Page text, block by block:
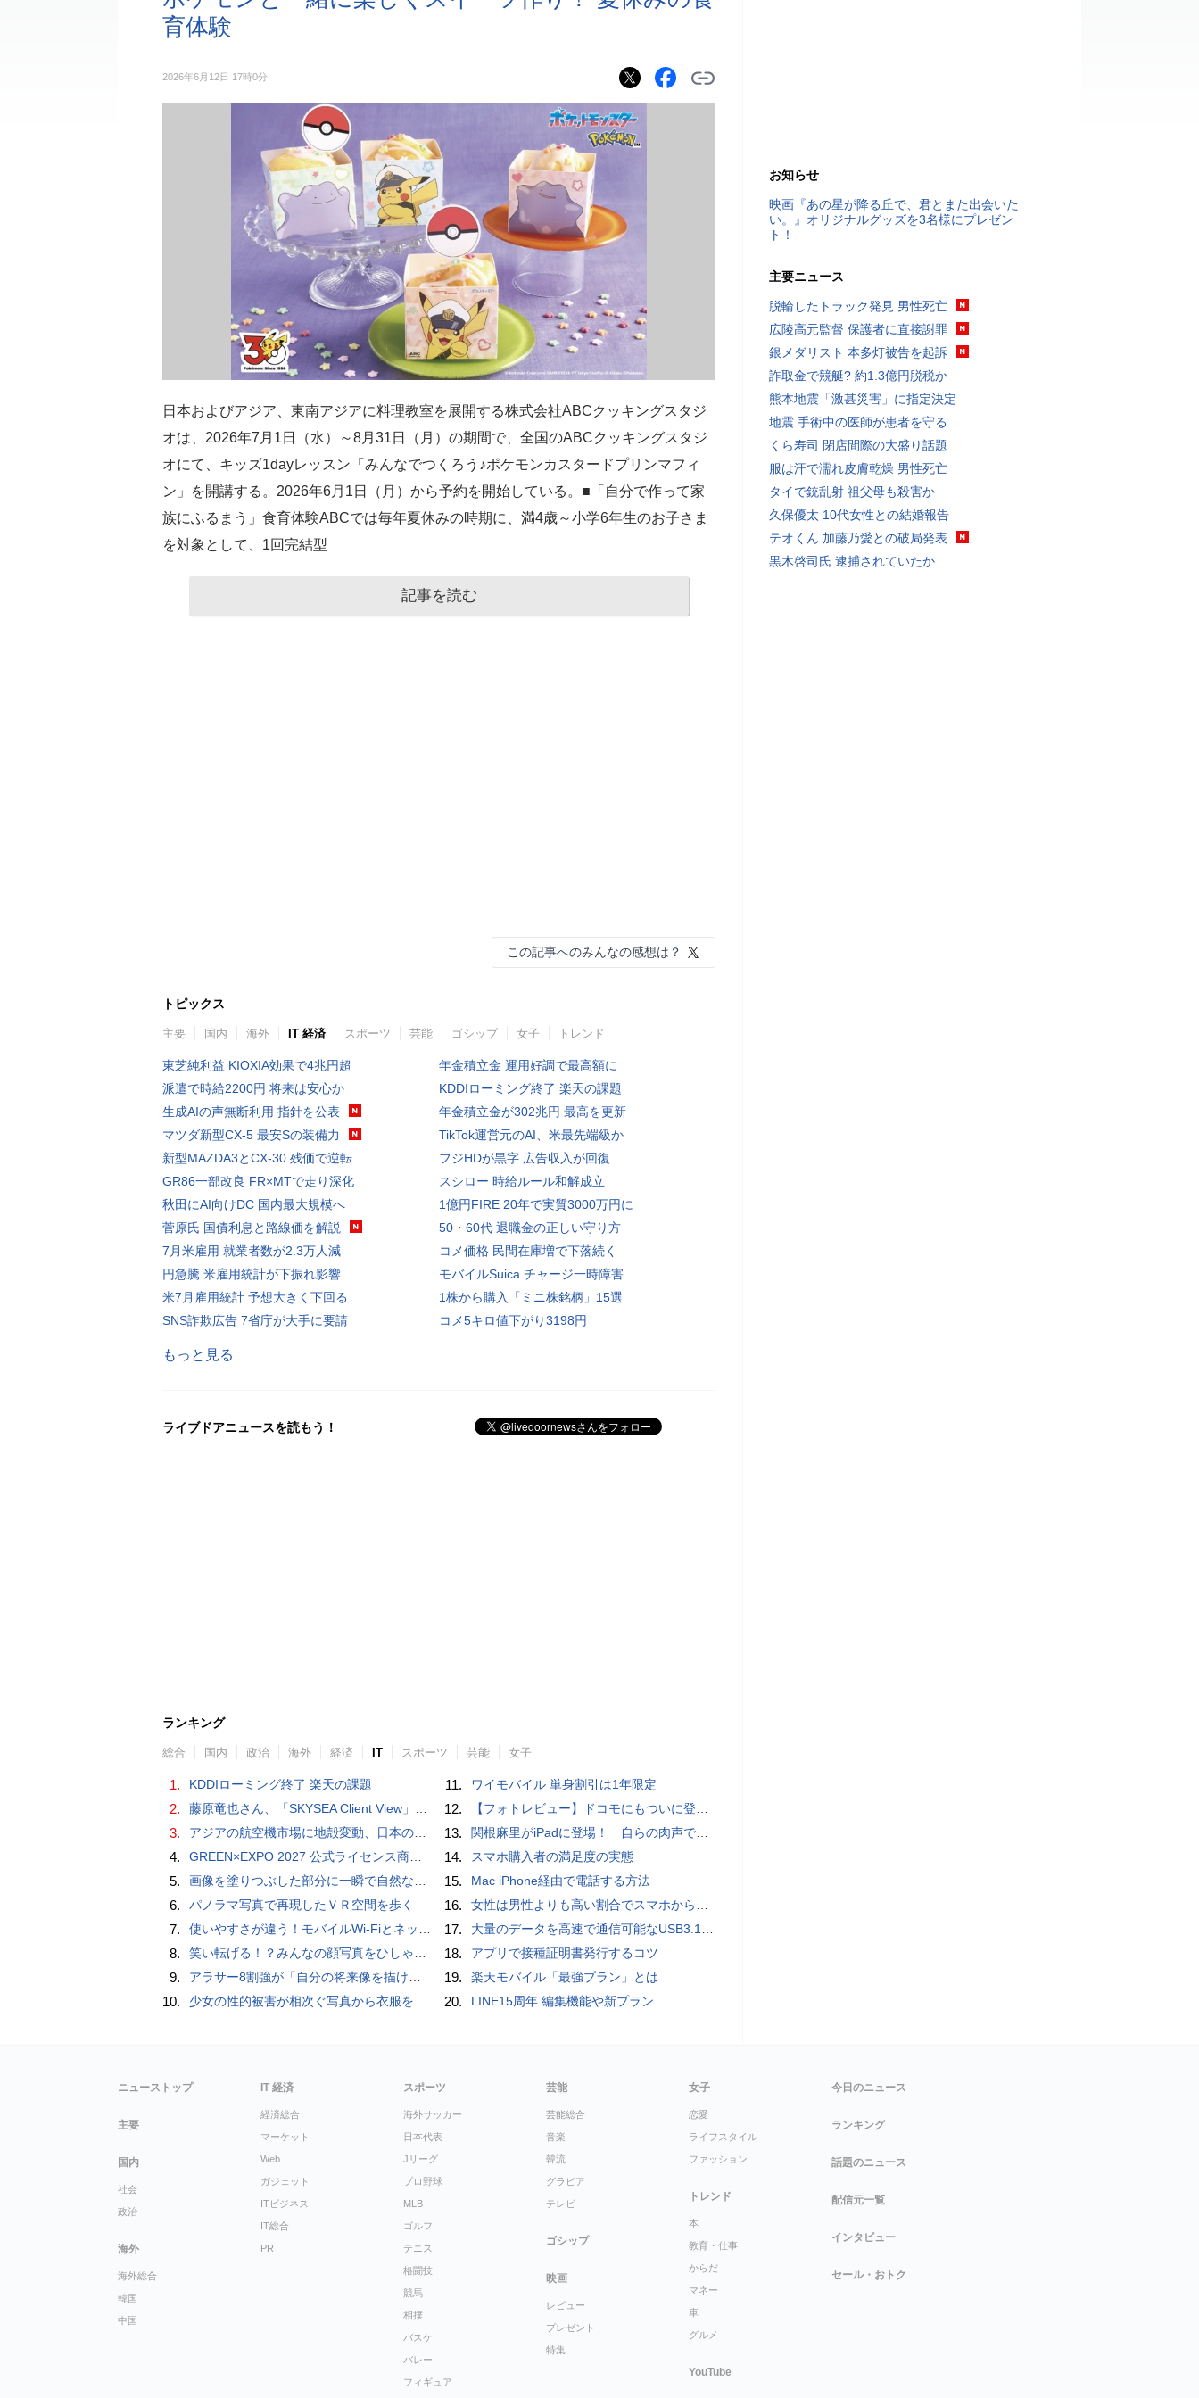
育体験
2026年6月12日 17時0分
日本およびアジア、東南アジアに料理教室を展開する株式会社ABCクッキングスタジ
オは、2026年7月1日（水）～8月31日（月）の期間で、全国のABCクッキングスタジ
オにて、キッズ1dayレッスン「みんなでつくろう♪ポケモンカスタードプリンマフィ
ン」を開講する。2026年6月1日（月）から予約を開始している。■「自分で作って家
族にふるまう」食育体験ABCでは毎年夏休みの時期に、満4歳～小学6年生のお子さま
を対象として、1回完結型
記事を読む
この記事へのみんなの感想は？
トピックス
主要 国内 海外 IT 経済 スポーツ 芸能 ゴシップ 女子 トレンド
東芝純利益 KIOXIA効果で4兆円超
派遣で時給2200円 将来は安心か
生成AIの声無断利用 指針を公表
マツダ新型CX-5 最安Sの装備力
新型MAZDA3とCX-30 残価で逆転
GR86一部改良 FR×MTで走り深化
秋田にAI向けDC 国内最大規模へ
菅原氏 国債利息と路線価を解説
7月米雇用 就業者数が2.3万人減
円急騰 米雇用統計が下振れ影響
米7月雇用統計 予想大きく下回る
SNS詐欺広告 7省庁が大手に要請
年金積立金 運用好調で最高額に
KDDIローミング終了 楽天の課題
年金積立金が302兆円 最高を更新
TikTok運営元のAI、米最先端級か
フジHDが黒字 広告収入が回復
スシロー 時給ルール和解成立
1億円FIRE 20年で実質3000万円に
50・60代 退職金の正しい守り方
コメ価格 民間在庫増で下落続く
モバイルSuica チャージ一時障害
1株から購入「ミニ株銘柄」15選
コメ5キロ値下がり3198円
もっと見る
ライブドアニュースを読もう！
ランキング
総合 国内 政治 海外 経済 IT スポーツ 芸能 女子
1. KDDIローミング終了 楽天の課題
2. 藤原竜也さん、「SKYSEA Client View」新CMで「AI労務改善」をアピール 働き方をAIが分析したら「すぐに休んで」と言われる？
3. アジアの航空機市場に地殻変動、日本のサプライヤーに影響も
4. GREEN×EXPO 2027 公式ライセンス商品！初の「トゥンクトゥンク」公式LINEスタンプ、販売開始
5. 画像を塗りつぶした部分に一瞬で自然な画像を補完する技術を早稲田大学の研究者が開発
6. パノラマ写真で再現したＶＲ空間を歩く
7. 使いやすさが違う！モバイルWi-FiとネットHDD【PC-DIY 秋の陣】
8. 笑い転げる！？みんなの顔写真をひしゃげて遊べるカメラアプリ「笑う野口」【Androidアプリ】
9. アラサー8割強が「自分の将来像を描けない」。正社員の5人に1人が副業で収入。将来のために一番稼げる副業とは？
10. 少女の性的被害が相次ぐ写真から衣服を剥ぎ取るAIポルノアプリ「ClothOff」の背後にいる人物とは？
11. ワイモバイル 単身割引は1年限定
12. 【フォトレビュー】ドコモにもついに登場！「サイクロイドスタイル」
13. 関根麻里がiPadに登場！ 自らの肉声で英会話を教えてくれるぞ！
14. スマホ購入者の満足度の実態
15. Mac iPhone経由で電話する方法
16. 女性は男性よりも高い割合でスマホからポルノを見ていることが人気アダルトサイトの調査で判明
17. 大量のデータを高速で通信可能なUSB3.1（Gen1）対応USB TypeC - USB TypeAケーブル
18. アプリで接種証明書発行するコツ
19. 楽天モバイル「最強プラン」とは
20. LINE15周年 編集機能や新プラン
お知らせ
映画『あの星が降る丘で、君とまた出会いた
い。』オリジナルグッズを3名様にプレゼン
ト！
主要ニュース
脱輪したトラック発見 男性死亡
広陵高元監督 保護者に直接謝罪
銀メダリスト 本多灯被告を起訴
詐取金で競艇? 約1.3億円脱税か
熊本地震「激甚災害」に指定決定
地震 手術中の医師が患者を守る
くら寿司 閉店間際の大盛り話題
服は汗で濡れ皮膚乾燥 男性死亡
タイで銃乱射 祖父母も殺害か
久保優太 10代女性との結婚報告
テオくん 加藤乃愛との破局発表
黒木啓司氏 逮捕されていたか
ニューストップ
主要
国内
社会
政治
海外
海外総合
韓国
中国
IT 経済
経済総合
マーケット
Web
ガジェット
ITビジネス
IT総合
PR
スポーツ
海外サッカー
日本代表
Jリーグ
プロ野球
MLB
ゴルフ
テニス
格闘技
競馬
相撲
バスケ
バレー
フィギュア
芸能
芸能総合
音楽
韓流
グラビア
テレビ
ゴシップ
映画
レビュー
プレゼント
特集
女子
恋愛
ライフスタイル
ファッション
トレンド
本
教育・仕事
からだ
マネー
車
グルメ
YouTube
今日のニュース
ランキング
話題のニュース
配信元一覧
インタビュー
セール・おトク